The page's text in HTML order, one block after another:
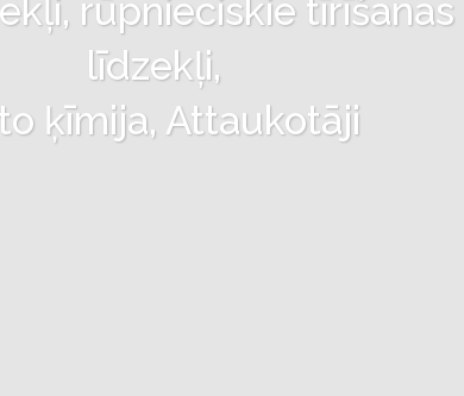
rūpnieciskie
līdzekļi,
ķīmija, Attaukotāji